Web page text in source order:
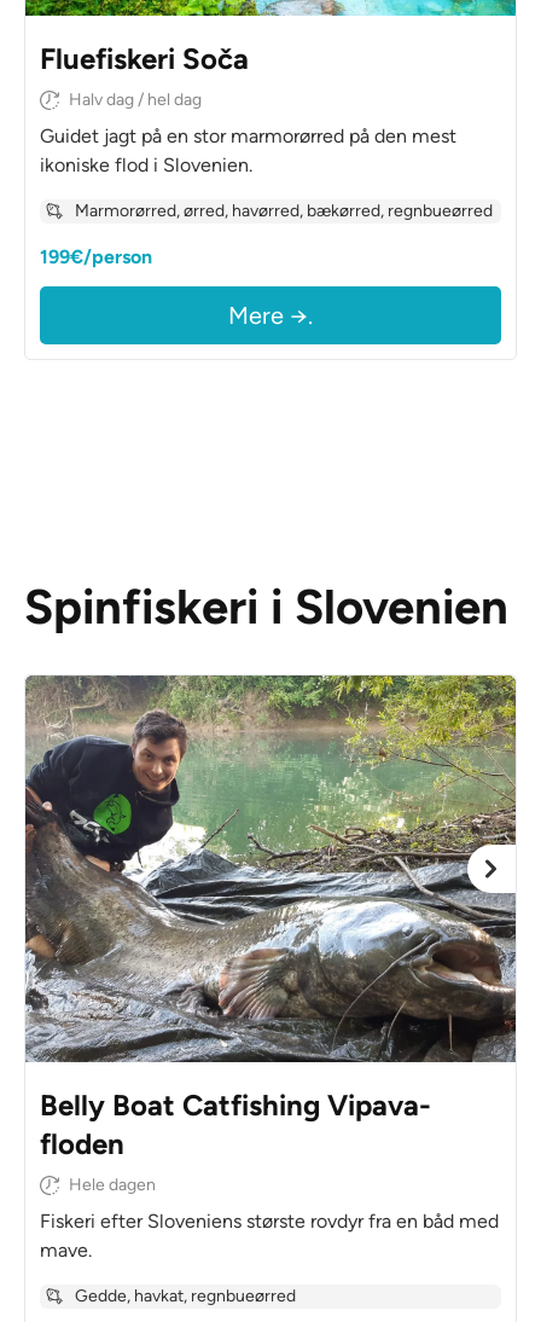
Fluefiskeri Soča
Halv dag / hel dag
Guidet jagt på en stor marmorørred på den mest
ikoniske flod i Slovenien.
Marmorørred, ørred, havørred, bækørred, regnbueørred
199€/person
Mere →.
Spinfiskeri i Slovenien
Belly Boat Catfishing Vipava-
floden
Hele dagen
Fiskeri efter Sloveniens største rovdyr fra en båd med
mave.
Gedde, havkat, regnbueørred